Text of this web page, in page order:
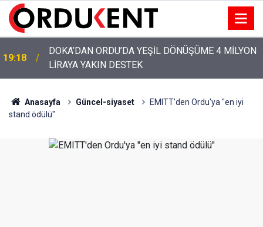
12:46
YENİ PARTİ’NİN ORDU’DAKİ 69 KİŞİLİK KURUCU
KADROSU AÇIKLANDI
Anasayfa Güncel-siyaset
EMITT'den Ordu'ya "en iyi
stand ödülü"